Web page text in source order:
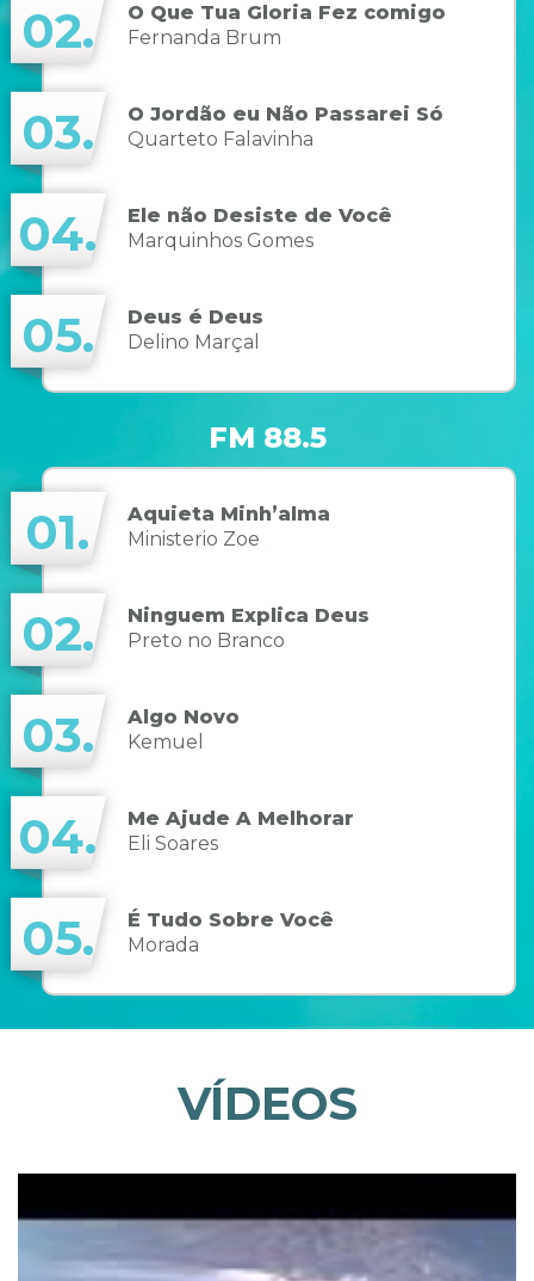
02.
O Que Tua Gloria Fez comigo
Fernanda Brum
03.
O Jordão eu Não Passarei Só
Quarteto Falavinha
04.
Ele não Desiste de Você
Marquinhos Gomes
05.
Deus é Deus
Delino Marçal
FM 88.5
01.
Aquieta Minh’alma
Ministerio Zoe
02.
Ninguem Explica Deus
Preto no Branco
03.
Algo Novo
Kemuel
04.
Me Ajude A Melhorar
Eli Soares
05.
É Tudo Sobre Você
Morada
VÍDEOS